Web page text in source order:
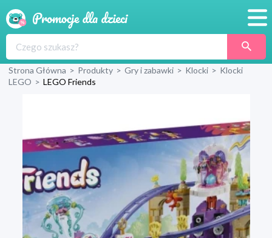
Produkty
Blog
Wyprawka
Strona Główna > Produkty > Gry i zabawki > Klocki > Klocki
LEGO > LEGO Friends